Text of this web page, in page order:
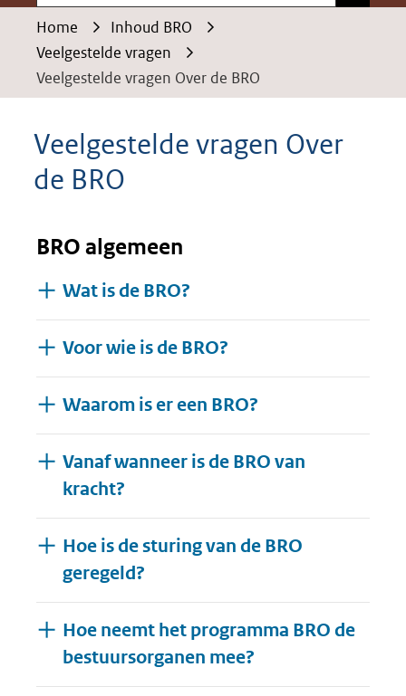
Home
Inhoud BRO
Veelgestelde vragen
Veelgestelde vragen Over de BRO
Veelgestelde vragen Over
de BRO
BRO algemeen
Wat is de BRO?
Voor wie is de BRO?
Waarom is er een BRO?
Vanaf wanneer is de BRO van
kracht?
Hoe is de sturing van de BRO
geregeld?
Hoe neemt het programma BRO de
bestuursorganen mee?